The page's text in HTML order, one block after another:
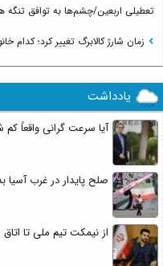
تعطیلی اربعین/چشم‌ها به توافق تنگه
زمان شارژ کالابرگ تغییر کرد؛ کدام
یادداشت
آیا سرعت گرانی واقعاً
صلح پایدار در غرب
از نیمکت تیم ملی تا